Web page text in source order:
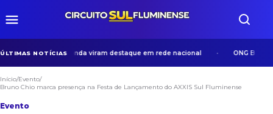
ÚLTIMAS NOTÍCIAS
em Volta Redonda viram destaque em rede nacional ONG Bom
Início/Evento/
Bruno Chio marca presença na Festa de Lançamento do AXXIS Sul Fluminense
Evento